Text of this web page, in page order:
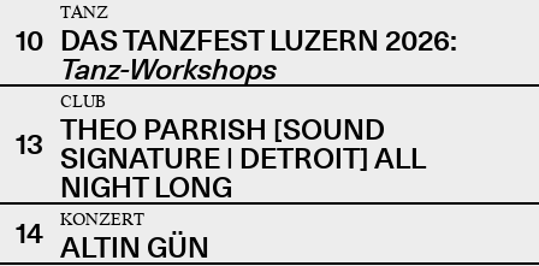
10
TANZ
DAS TANZFEST LUZERN 2026:
Tanz-Workshops
13
CLUB
THEO PARRISH [SOUND
SIGNATURE | DETROIT] ALL
NIGHT LONG
14
KONZERT
ALTIN GÜN